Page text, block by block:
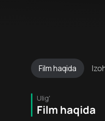
Filmhaqida
Ulig'
Film haqida